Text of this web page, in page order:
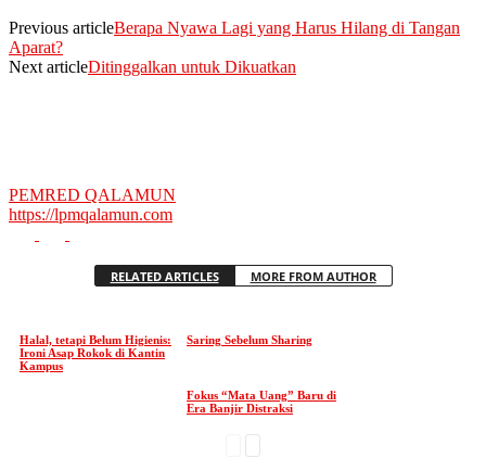
Previous articleBerapa Nyawa Lagi yang Harus Hilang di Tangan
Aparat?
Next articleDitinggalkan untuk Dikuatkan
PEMRED QALAMUN
https://lpmqalamun.com
RELATED ARTICLES MORE FROM AUTHOR
Halal, tetapi Belum Higienis:
Ironi Asap Rokok di Kantin
Kampus
Saring Sebelum Sharing
Fokus “Mata Uang” Baru di
Era Banjir Distraksi